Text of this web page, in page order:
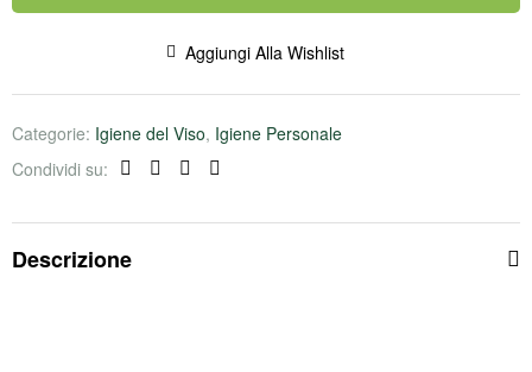
Aggiungi Alla Wishlist
Categorie: Igiene del Viso, Igiene Personale
Condividi su:
Facebook
TwitterLinkedinPinterest
Descrizione